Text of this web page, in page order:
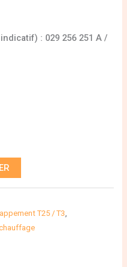
: 029 256 251 A /
T25 / T3,